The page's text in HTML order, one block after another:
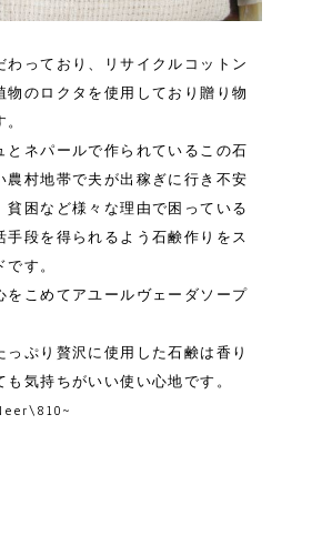
わっており、リサイクルコットン
物のロクタを使用しており贈り物
とネパールで作られているこの石
農村地帯で夫が出稼ぎに行き不安
貧困など様々な理由で困っている
手段を得られるよう石鹸作りをス
す。
をこめてアユールヴェーダソープ
っぷり贅沢に使用した石鹸は香り
気持ちがいい使い心地です。